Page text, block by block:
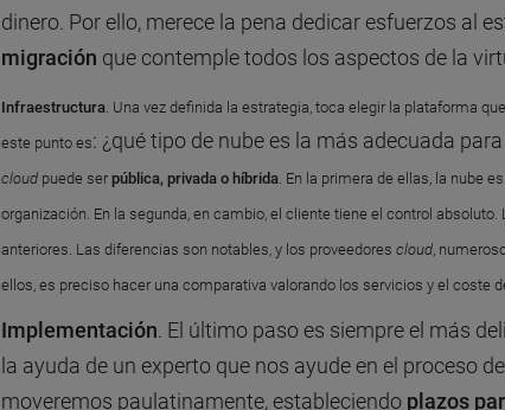
dinero. Por ello, merece la pena dedicar esfuerzos al
migración que contemple todos los aspectos de la
Infraestructura. Una vez definida la estrategia, toca elegir la plataforma
este punto es: ¿qué tipo de nube es la más adecuada
cloud puede ser pública, privada o híbrida. En la primera de ellas, la nube
organización. En la segunda, en cambio, el cliente tiene el control
anteriores. Las diferencias son notables, y los proveedores cloud,
ellos, es preciso hacer una comparativa valorando los servicios y el coste
Implementación . El último paso es siempre el más
la ayuda de un experto que nos ayude en el proceso
moveremos paulatinamente, estableciendo plazos